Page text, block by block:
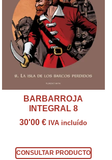
BARBARROJA
INTEGRAL 8
30'00€ IVA incluído
CONSULTAR PRODUCTO